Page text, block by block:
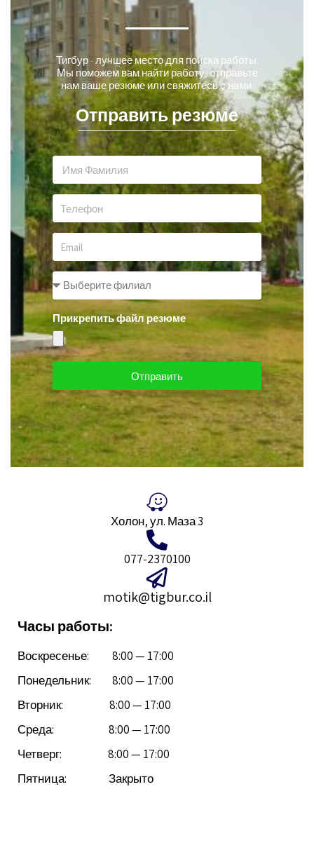
Тигбур - лучшее место для поиска работы.
Мы поможем вам найти работу, отправьте
нам ваше резюме или свяжитесь с нами.
Отправить резюме
Прикрепить файл резюме
Отправить
Холон, ул. Маза 3
077-2370100
motik@tigbur.co.il
Часы работы:
Воскресенье: 8:00 — 17:00
Понедельник: 8:00 — 17:00
Вторник: 8:00 — 17:00
Среда: 8:00 — 17:00
Четверг: 8:00 — 17:00
Пятница: Закрыто